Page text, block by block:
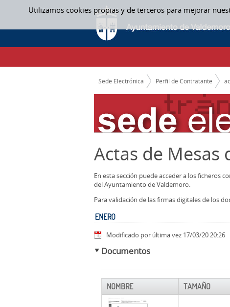
Utilizamos cookies propias y de terceros para mejorar
Saltar al contenido
ENERO - ACTAS MESAS CONTRATACION
CAMINO DE MIGAS
Sede Electrónica Perfil de Contratante
Actas de Mesas
En esta sección puede acceder a los ficheros
del Ayuntamiento de Valdemoro.
Para validación de las firmas digitales de los
ENERO
Modificado por última vez 17/03/20 20:26
Documentos
NOMBRE TAMAÑO